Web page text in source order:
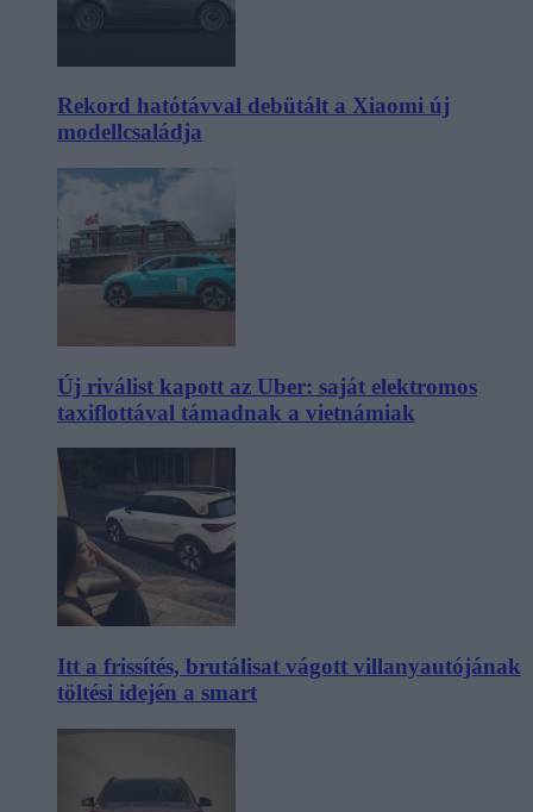
Rekord hatótávval debütált a Xiaomi új
modellcsaládja
Új riválist kapott az Uber: saját elektromos
taxiflottával támadnak a vietnámiak
Itt a frissítés, brutálisat vágott villanyautójának
töltési idején a smart